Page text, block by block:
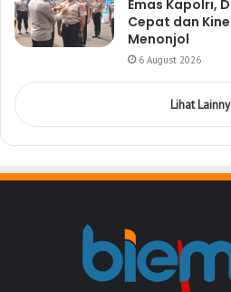
Emas Kapolri,
Cepat dan
Menonjol
6 August 2026
Lihat